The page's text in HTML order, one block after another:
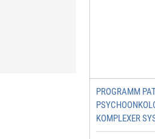
PROGRAMM
KOMPLEXER